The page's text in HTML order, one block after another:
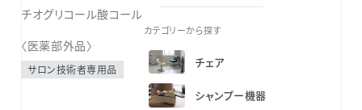
カテゴリーから探す
チェア
シャンプー機器
チオグリコール酸コールド二浴式第1剤
〈医薬部外品〉
サロン技術者専用品